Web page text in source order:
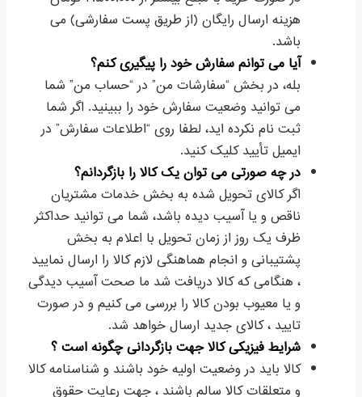
هزینه ارسال رایگان (از طریق پست سفارشی) می
باشد.
آیا می توانم سفارش خود را پیگیری کنم؟
بله، در بخش “سفارشات من” در “حساب من” شما
می توانید وضعیت سفارش خود را ببینید. اگر شما
ثبت نام نکرده اید، لطفا روی “اطلاعات سفارش” در
ایمیل تأیید کلیک کنید.
در چه صورتی می توان یک کالا را بازگردانم؟
اگر کالای تحویل شده به بخش خدمات مشتریان
ناقص و یا آسیب دیده باشد، شما می توانید حداکثر
ظرف یک روز از زمان تحویل با اعلام به بخش
پشتیبانی و انجام هماهنگی لازم کالا را ارسال نمایید
، هنگامی که کالا دریافت شد ما صحت آسیب دیدگی
و یا معیوب بودن کالا را بررسی می کنیم و در صورت
تایید ، کالای جدید ارسال خواهد شد.
شرایط فیزیکی کالا جهت بازگردانی چگونه است ؟
کالا باید در وضعیت اولیه خود باشند و شناسنامه کالا
و متعلقات کالا سالم باشند ، جهت رعایت حقوق